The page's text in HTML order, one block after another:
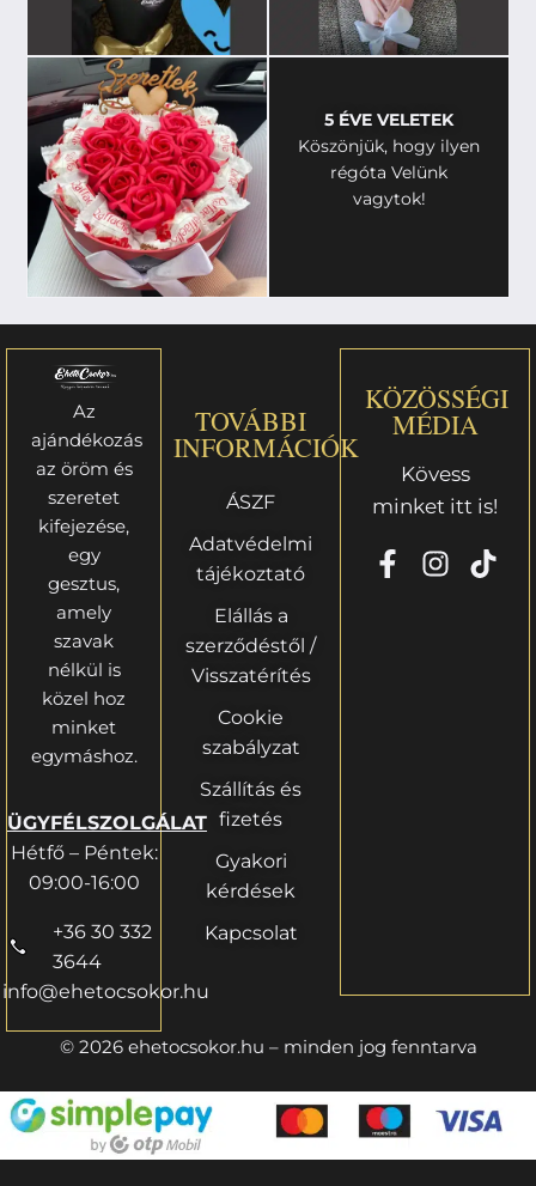
5 ÉVE VELETEK
Köszönjük, hogy ilyen
régóta Velünk
vagytok!
Az
ajándékozás
az öröm és
szeretet
kifejezése,
egy
gesztus,
amely
szavak
nélkül is
közel hoz
minket
egymáshoz.
ÜGYFÉLSZOLGÁLAT
Hétfő – Péntek:
09:00-16:00
+36 30 332
3644
info@ehetocsokor.hu
TOVÁBBI
INFORMÁCIÓK
ÁSZF
Adatvédelmi
tájékoztató
Elállás a
szerződéstől /
Visszatérítés
Cookie
szabályzat
Szállítás és
fizetés
Gyakori
kérdések
Kapcsolat
KÖZÖSSÉGI
MÉDIA
Kövess
minket itt is!
© 2026 ehetocsokor.hu – minden jog fenntarva